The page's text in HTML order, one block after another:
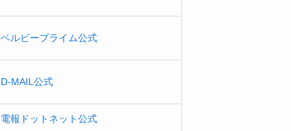
ベルビープライム公式
D-MAIL公式
電報ドットネット公式